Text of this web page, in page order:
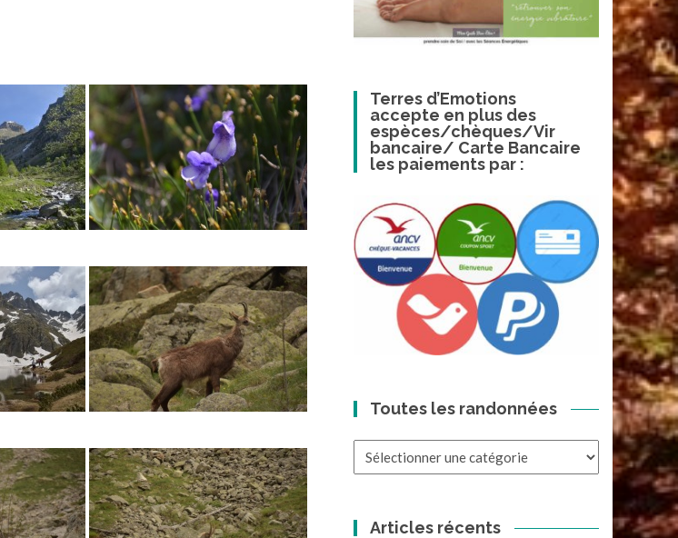
Terres d’Emotions
accepte en plus des
espèces/chèques/Vir
bancaire/ Carte Bancaire
les paiements par :
Toutes les randonnées
Articles récents